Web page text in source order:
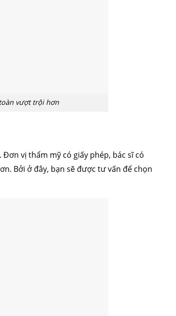
vượt trội hơn
vị thẩm mỹ có giấy phép, bác sĩ có
Bởi ở đây, bạn sẽ được tư vấn để chọn